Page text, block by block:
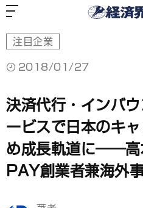
注目企業
2018/01/27
決済代行・インバ
ービスで日本のキ
め成長軌道に――
PAY創業者兼海外